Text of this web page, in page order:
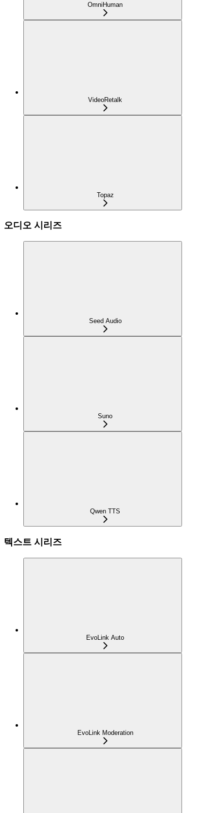
OmniHuman
VideoRetalk
Topaz
오디오 시리즈
Seed Audio
Suno
Qwen TTS
텍스트 시리즈
EvoLink Auto
EvoLink Moderation